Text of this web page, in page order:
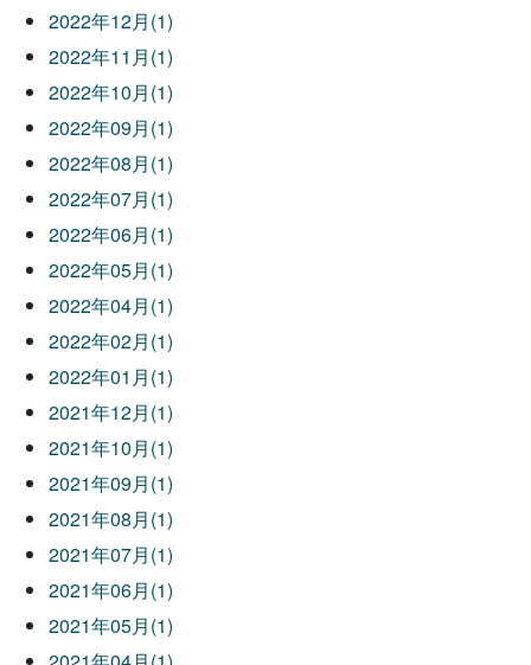
2022年12月(1)
2022年11月(1)
2022年10月(1)
2022年09月(1)
2022年08月(1)
2022年07月(1)
2022年06月(1)
2022年05月(1)
2022年04月(1)
2022年02月(1)
2022年01月(1)
2021年12月(1)
2021年10月(1)
2021年09月(1)
2021年08月(1)
2021年07月(1)
2021年06月(1)
2021年05月(1)